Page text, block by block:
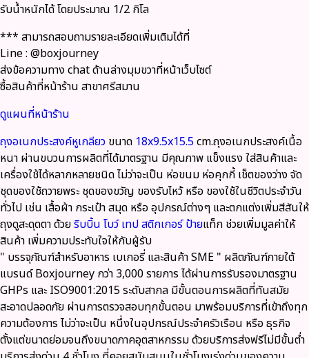
รับน้ำหนักได้ โดยประมาณ 1/2 กิโล
*** สามารถสอบถามรายละเอียดเพิ่มเติมได้ที่
Line : @boxjourney
ส่งข้อความทาง chat ด้านล่างมุมขวาที่หน้าเว็บไซต์
ซื้อสินค้าที่หน้าร้าน สาขาศรีสมาน
ดูแผนที่หน้าร้าน
ถุงอเนกประสงค์หูเกลียว ขนาด 18x9.5x15.5cm.ถุงอเนกประสงค์เนื้อ
หนา ผ่านขบวนการผลิตที่ได้มาตรฐาน มีคุณภาพ แข็งแรง ใส่สินค้าและ
เครื่องใช้ได้หลากหลายชนิด ไม่ว่าจะเป็น ห่อขนม ห่อคุกกี้ เช็ตของว่าง จัด
ชุดของใช้ถวายพระ ชุดของขวัญ ของรับไหว้ หรือ ของใช้ในชีวิตประจำวัน
ทั่วไป เช่น เสื้อผ้า กระเป๋า สมุด หรือ อุปกรณ์ต่างๆ และตกแต่งเพิ่มสีสันให้
ถุงดูสะดุดตา ด้วยริบบิ้น โบว์ เทปสติกเกอร์ ป้ายแท็ก ช่วยเพิ่มมูลค่าให้
สินค้า เพิ่มความประทับใจให้กับผู้รับ
" บรรจุภัณฑ์สำหรับอาหาร เบเกอรี่ และสินค้า SME " ผลิตภัณฑ์ภายใต้
แบรนด์ Boxjourney กว่า 3,000 รายการ ได้ผ่านการรับรองมาตรฐาน
GHPs และ ISO9001:2015ระดับสากล มีขั้นตอนการผลิตที่ทันสมัย
สะอาดปลอดภัย ผ่านการตรวจสอบทุกขั้นตอน มาพร้อมบริการที่เข้าถึงทุก
ความต้องการ ไม่ว่าจะเป็น หนึ่งในอุปกรณ์ประจำครัวเรือน หรือ ธุรกิจ
ตั้งแต่ขนาดย่อมจนถึงขนาดภาคอุตสาหกรรม ด้วยบริการส่งฟรีไม่มีขั้นต่ำ